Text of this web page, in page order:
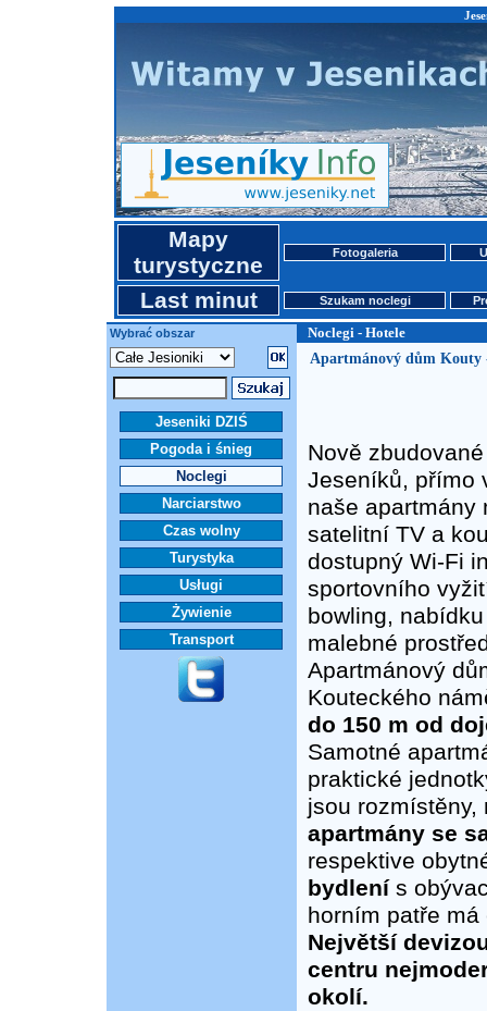
Mapy
turystyczne
Fotogaleria
Last minut Szukam noclegi
Wybrać obszar Noclegi - Hotele
Jeseniki DZIŚ
Pogoda i śnieg
Noclegi
Narciarstwo
Czas wolny
Turystyka
Usługi
Żywienie
Transport
Apartmánový dům Kouty
Nově
Jeseníků, přímo
naše apartmány
satelitní TV a
dostupný Wi-Fi
sportovního
bowling,
malebné
Apartmánový
Kouteckého
do 150 m od
Samotné
praktické
jsou
apartmány se
respektive
bydlenís
horním patře
Největší
centru
okolí.